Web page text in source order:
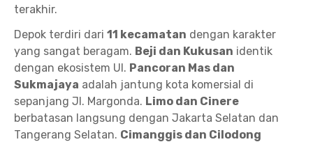
terakhir.
Depok terdiri dari 11 kecamatan dengan karakter
yang sangat beragam. Beji dan Kukusan identik
dengan ekosistem UI. Pancoran Mas dan
Sukmajaya adalah jantung kota komersial di
sepanjang Jl. Margonda. Limo dan Cinere
berbatasan langsung dengan Jakarta Selatan dan
Tangerang Selatan. Cimanggis dan Cilodong